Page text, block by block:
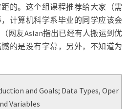
和
编
程
导
论
的。这个组课程推荐给大家（需
计算机科学系毕业的同学应该会
网友Aslan指出已经有人搬运到优
憾的是没有字幕，另外，不知道为
and Goals; Data Types, Oper
Variables